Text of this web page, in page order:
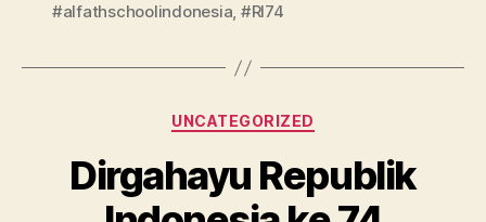
#alfathschoolindonesia, #RI74
UNCATEGORIZED
Dirgahayu Republik